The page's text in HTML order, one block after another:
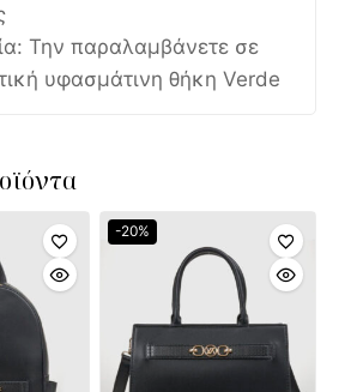
Την παραλαμβάνετε σε
υφασμάτινη θήκη Verde
-20%